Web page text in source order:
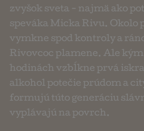
zvyšok sveta - najmä ako
speváka Micka Rivu. Okolo
vymkne spod kontroly a
Rivovcoc plamene. Ale
hodinách vzbĺkne prvá
alkohol potečie prúdom a
formujú túto generáciu
vyplávajú na povrch.